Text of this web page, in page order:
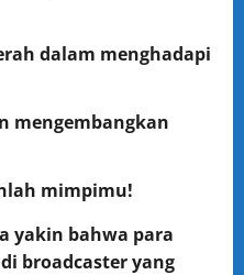
dalam menghadapi
mengembangkan
mimpimu!
yakin bahwa para
broadcaster yang